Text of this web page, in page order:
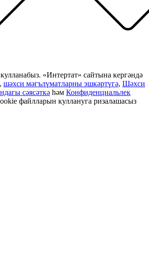
«Интертат» сайтына кергәндә
шәхси мәгълүматларны эшкәртүгә, Шәхси
сәясәткә һәм Конфиденциальлек
файлларын куллануга ризалашасыз